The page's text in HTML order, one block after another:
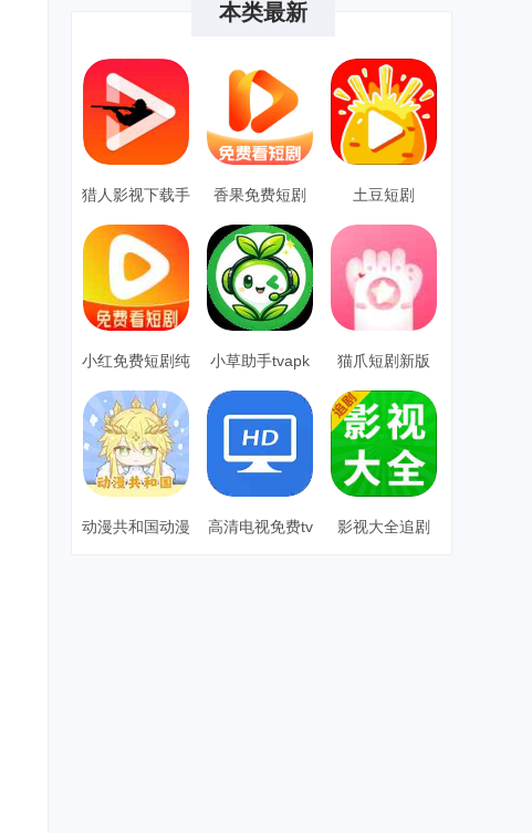
本类最新
猎人影视下载手
机版
香果免费短剧 土豆短剧
小红免费短剧纯
净版
小草助手tvapk 猫爪短剧新版
动漫共和国动漫 高清电视免费tv 影视大全追剧